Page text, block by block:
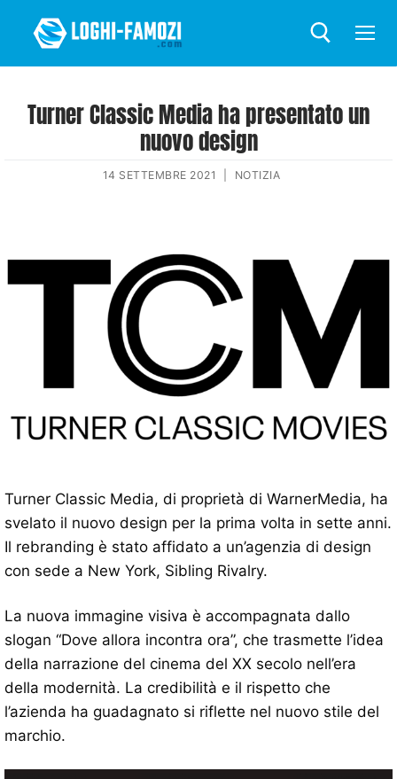
Turner Classic Media ha presentato un
nuovo design
14 SETTEMBRE 2021 NOTIZIA
Turner Classic Media, di proprietà di WarnerMedia, ha
svelato il nuovo design per la prima volta in sette anni.
Il rebranding è stato affidato a un’agenzia di design
con sede a New York, Sibling Rivalry.
La nuova immagine visiva è accompagnata dallo
slogan “Dove allora incontra ora”, che trasmette l’idea
della narrazione del cinema del XX secolo nell’era
della modernità. La credibilità e il rispetto che
l’azienda ha guadagnato si riflette nel nuovo stile del
marchio.